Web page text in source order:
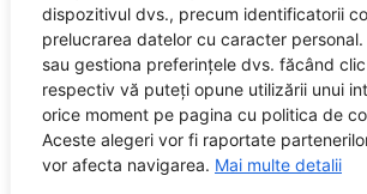
dispozitivul dvs., precum identificatorii
prelucrarea datelor cu caracter
sau gestiona preferințele dvs. făcând clic
respectiv vă puteți opune utilizării unui
orice moment pe pagina cu politica de
Aceste alegeri vor fi raportate
vor afecta navigarea. Mai multe detalii
Powered by